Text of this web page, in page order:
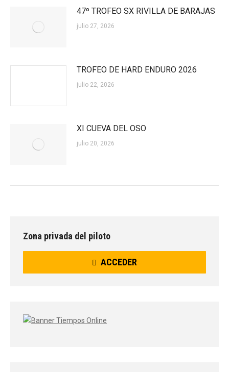
47º TROFEO SX RIVILLA DE BARAJAS
julio 27, 2026
TROFEO DE HARD ENDURO 2026
julio 22, 2026
XI CUEVA DEL OSO
julio 20, 2026
Zona privada del piloto
ACCEDER